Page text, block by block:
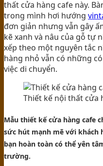
thất cửa hàng cafe này.
trong mình hơi hướng
đơn giản nhưng vẫn gây
kẽ xanh và nâu của gỗ tự
xếp theo một nguyên tắc
hàng nhỏ vẫn có những
việc di chuyển.
Thiết kế nội thất cửa
Mẫu thiết kế cửa hàng cafe
sức hút mạnh mẽ với khách
bạn hoàn toàn có thể yên
trường.